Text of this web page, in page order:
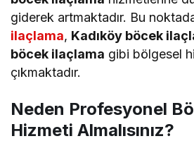
giderek artmaktadır. Bu
ilaçlama, Kadıköy böcek
böcek ilaçlama gibi bölgesel
çıkmaktadır.
Neden Profesyonel
Hizmeti Almalısınız?